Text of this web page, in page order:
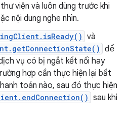
viện và luôn dùng trước khi
nội dung nghe nhìn.
và
để
vụ có bị ngắt kết nối hay
hợp cần thực hiện lại bất
toán nào, sau đó thực hiện
sau khi